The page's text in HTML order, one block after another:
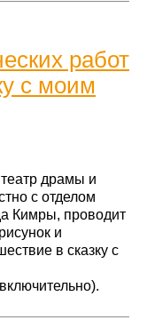
работ
с моим
драмы и
с отделом
Кимры, проводит
и
в сказку с